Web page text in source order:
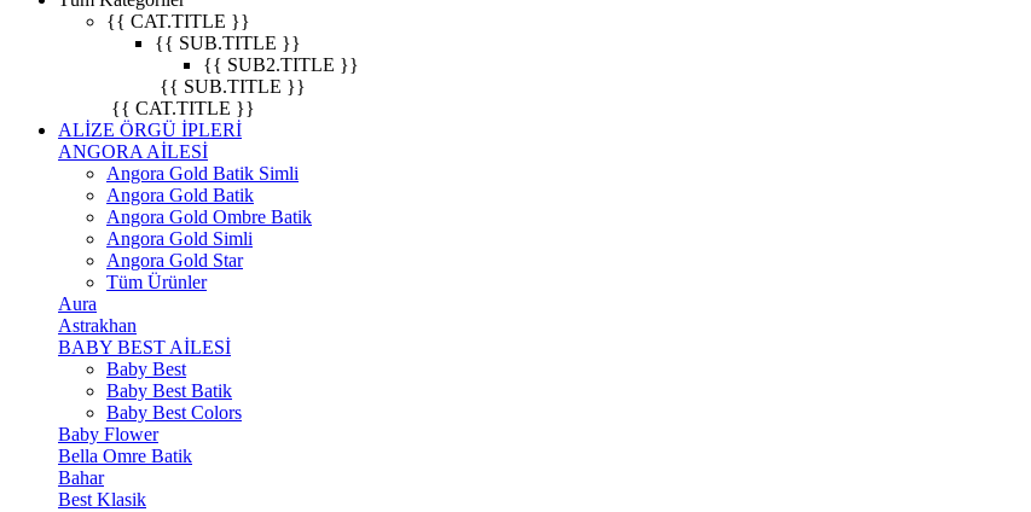
{{ CAT.TITLE }}
{{ SUB.TITLE }}
{{ SUB2.TITLE }}
{{ SUB.TITLE }}
{{ CAT.TITLE }}
ALİZE ÖRGÜ İPLERİ
ANGORA AİLESİ
Angora Gold Batik Simli
Angora Gold Batik
Angora Gold Ombre Batik
Angora Gold Simli
Angora Gold Star
Tüm Ürünler
Aura
Astrakhan
BABY BEST AİLESİ
Baby Best
Baby Best Batik
Baby Best Colors
Baby Flower
Bella Omre Batik
Bahar
Best Klasik